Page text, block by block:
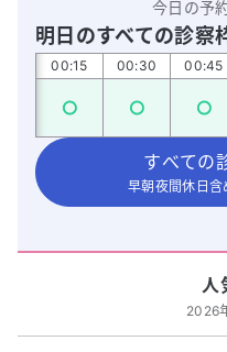
今日の予
明日のすべての診察
00:15 00:30 00:45
すべての
早朝夜間休日
人
2026